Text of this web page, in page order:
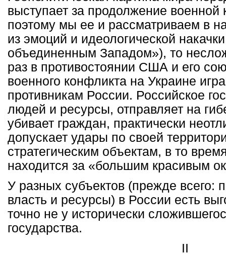
выступает за продолжение
поэтому мы ее и рассматриваем в
из эмоций и идеологической
объединенным Западом»), то
раз в противостоянии США и его
военного конфликта на Украине
противникам России. Российское
людей и ресурсы, отправляет на
убивает граждан, практически
допускает удары по своей
стратегическим объектам, в то
находится за «большим красивым
У разных субъектов (прежде всего:
власть и ресурсы) в России есть
точно не у исторически
государства.
II